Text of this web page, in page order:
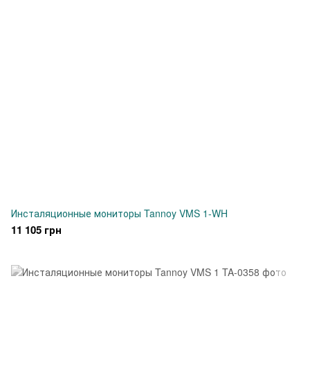
Инсталяционные мониторы Tannoy VMS 1-WH
11 105 грн